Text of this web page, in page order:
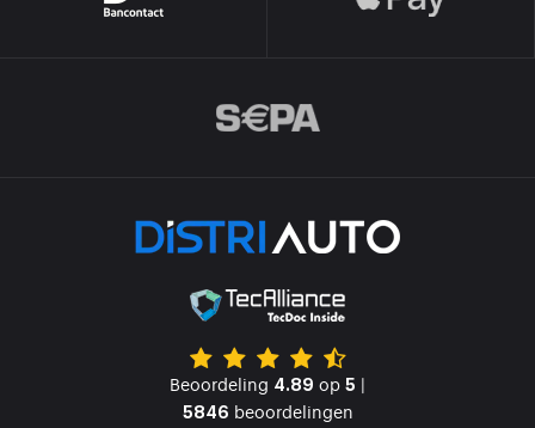
Beoordeling 4.89 op 5 |
5846 beoordelingen